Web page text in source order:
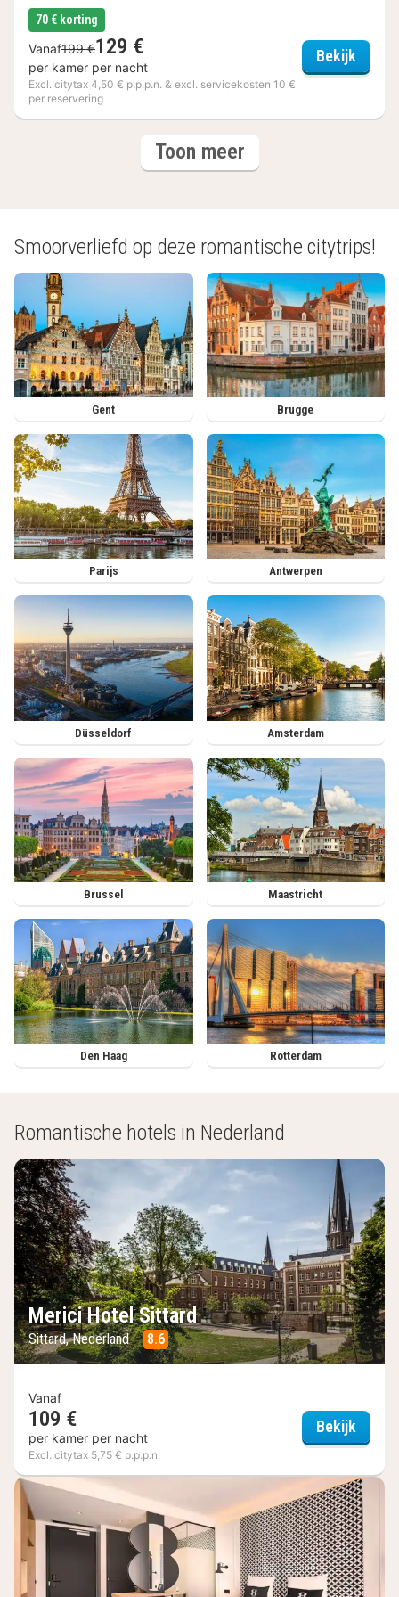
70 € korting
Vanaf199 €129 €
per kamer per nacht
Excl. citytax 4,50 € p.p.p.n. & excl. servicekosten 10 €
per reservering
Bekijk
Toon meerhotels
Smoorverliefd op deze romantische citytrips!
Gent Brugge
Parijs Antwerpen
Düsseldorf Amsterdam
Brussel Maastricht
Den Haag Rotterdam
Romantische hotels in Nederland
Merici Hotel Sittard
Sittard, Nederland 8.6
Vanaf
109 €
per kamer per nacht
Excl. citytax 5,75 € p.p.p.n.
Bekijk